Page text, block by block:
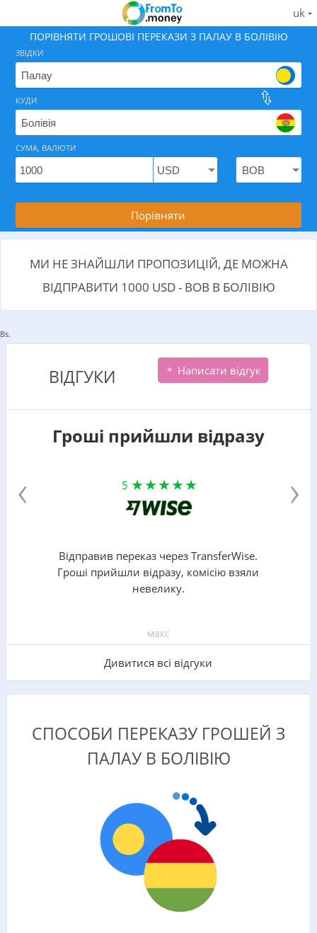
uk
ПОРІВНЯТИ ГРОШОВІ ПЕРЕКАЗИ З ПАЛАУ В БОЛІВІЮ
Знайдіть найкращий спосіб як відправити гроші з
ЗВІДКИ
КУДИ
СУМА, ВАЛЮТИ
Порівняти
МИ НЕ ЗНАЙШЛИ ПРОПОЗИЦІЙ, ДЕ МОЖНА
ВІДПРАВИТИ 1000 USD - BOB В БОЛІВІЮ
Bs.
ВІДГУКИ Написати відгук
Гроші прийшли відразу
5
Відправив переказ через TransferWise.
Гроші прийшли відразу, комісію взяли
невелику.
макс
Дивитися всі відгуки
‹ ›
СПОСОБИ ПЕРЕКАЗУ ГРОШЕЙ З
ПАЛАУ В БОЛІВІЮ